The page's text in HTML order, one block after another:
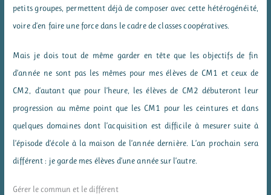
petits groupes, permettent déjà de composer avec cette hétérogénéité,
voire d’en faire une force dans le cadre de classes coopératives.
Mais je dois tout de même garder en tête que les objectifs de fin
d’année ne sont pas les mêmes pour mes élèves de CM1 et ceux de
CM2, d’autant que pour l’heure, les élèves de CM2 débuteront leur
progression au même point que les CM1 pour les ceintures et dans
quelques domaines dont l’acquisition est difficile à mesurer suite à
l’épisode d’école à la maison de l’année dernière. L’an prochain sera
différent : je garde mes élèves d’une année sur l’autre.
Gérer le commun et le différent